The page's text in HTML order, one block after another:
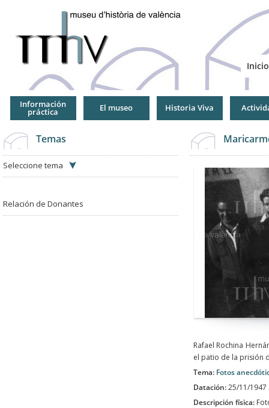
Inicio
Información
práctica El museo Historia Viva
Temas
Seleccione tema
Relación de Donantes
Rafael Rochina
el patio de la prisión
Tema: Fotos
Datación:25/11/1947
Descripción física: